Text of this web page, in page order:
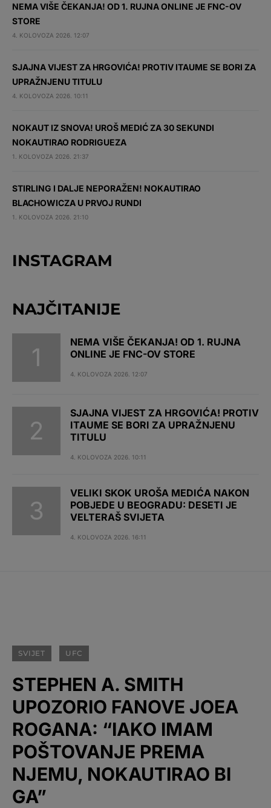
NEMA VIŠE ČEKANJA! OD 1. RUJNA ONLINE JE FNC-OV
STORE
4. KOLOVOZA 2026. 12:07
SJAJNA VIJEST ZA HRGOVIĆA! PROTIV ITAUME SE BORI ZA
UPRAŽNJENU TITULU
4. KOLOVOZA 2026. 10:11
NOKAUT IZ SNOVA! UROŠ MEDIĆ ZA 30 SEKUNDI
NOKAUTIRAO RODRIGUEZA
1. KOLOVOZA 2026. 21:37
STIRLING I DALJE NEPORAŽEN! NOKAUTIRAO
BLACHOWICZA U PRVOJ RUNDI
1. KOLOVOZA 2026. 21:10
INSTAGRAM
NAJČITANIJE
NEMA VIŠE ČEKANJA! OD 1. RUJNA
ONLINE JE FNC-OV STORE
4. KOLOVOZA 2026. 12:07
SJAJNA VIJEST ZA HRGOVIĆA! PROTIV
ITAUME SE BORI ZA UPRAŽNJENU
TITULU
4. KOLOVOZA 2026. 10:11
VELIKI SKOK UROŠA MEDIĆA NAKON
POBJEDE U BEOGRADU: DESETI JE
VELTERAŠ SVIJETA
4. KOLOVOZA 2026. 16:11
SVIJET UFC
STEPHEN A. SMITH
UPOZORIO FANOVE JOEA
ROGANA: “IAKO IMAM
POŠTOVANJE PREMA
NJEMU, NOKAUTIRAO BI
GA”